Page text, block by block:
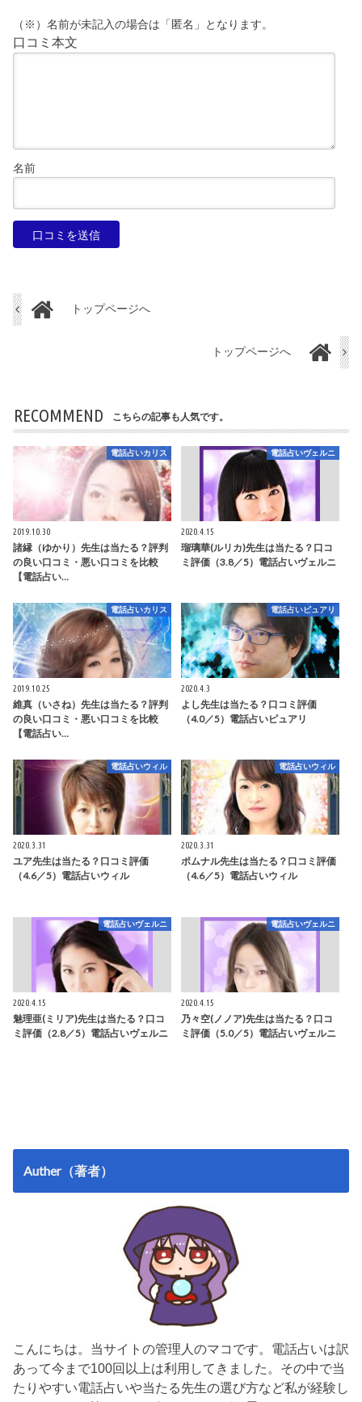
（※）名前が未記入の場合は「匿名」となります。
口コミ本文
名前
トップページへ
トップページへ
RECOMMEND こちらの記事も人気です。
電話占いカリス
2019.10.30
諸縁（ゆかり）先生は当たる？評判
の良い口コミ・悪い口コミを比較
【電話占い…
電話占いヴェルニ
2020.4.15
瑠璃華(ルリカ)先生は当たる？口コ
ミ評価（3.8／5）電話占いヴェルニ
電話占いカリス
2019.10.25
維真（いさね）先生は当たる？評判
の良い口コミ・悪い口コミを比較
【電話占い…
電話占いピュアリ
2020.4.3
よし先生は当たる？口コミ評価
（4.0／5）電話占いピュアリ
電話占いウィル
2020.3.31
ユア先生は当たる？口コミ評価
（4.6／5）電話占いウィル
電話占いウィル
2020.3.31
ポムナル先生は当たる？口コミ評価
（4.6／5）電話占いウィル
電話占いヴェルニ
2020.4.15
魅理亜(ミリア)先生は当たる？口コ
ミ評価（2.8／5）電話占いヴェルニ
電話占いヴェルニ
2020.4.15
乃々空(ノノア)先生は当たる？口コ
ミ評価（5.0／5）電話占いヴェルニ
Auther（著者）
こんにちは。当サイトの管理人のマコです。電話占いは訳
あって今まで100回以上は利用してきました。その中で当
たりやすい電話占いや当たる先生の選び方など私が経験し